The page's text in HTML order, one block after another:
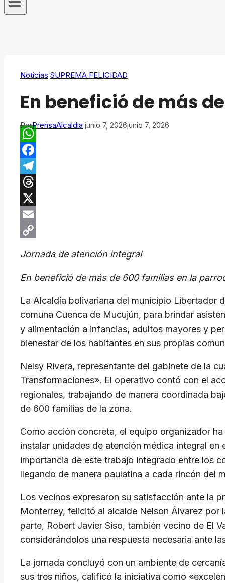
Noticias SUPREMA FELICIDAD
En benefició de más
PorPrensaAlcaldia junio 7, 2026junio 7, 2026
WhatsApp
Facebook
Telegram
Threads
X
Email
Jornada de atención integral
En benefició de más de 600 familias en la
La Alcaldía bolivariana del municipio Libertador
comuna Cuenca de Mucujún, para brindar
y alimentación a infancias, adultos mayores y
bienestar de los habitantes en sus propias
Nelsy Rivera, representante del gabinete de la
Transformaciones». El operativo contó con el
regionales, trabajando de manera coordinada
de 600 familias de la zona.
Como acción concreta, el equipo organizador
instalar unidades de atención médica integral
importancia de este trabajo integrado entre los
llegando de manera paulatina a cada rincón del
Los vecinos expresaron su satisfacción ante la
Monterrey, felicitó al alcalde Nelson Álvarez
parte, Robert Javier Siso, también vecino de El
considerándolos una respuesta necesaria ante
La jornada concluyó con un ambiente de
sus tres niños, calificó la iniciativa como